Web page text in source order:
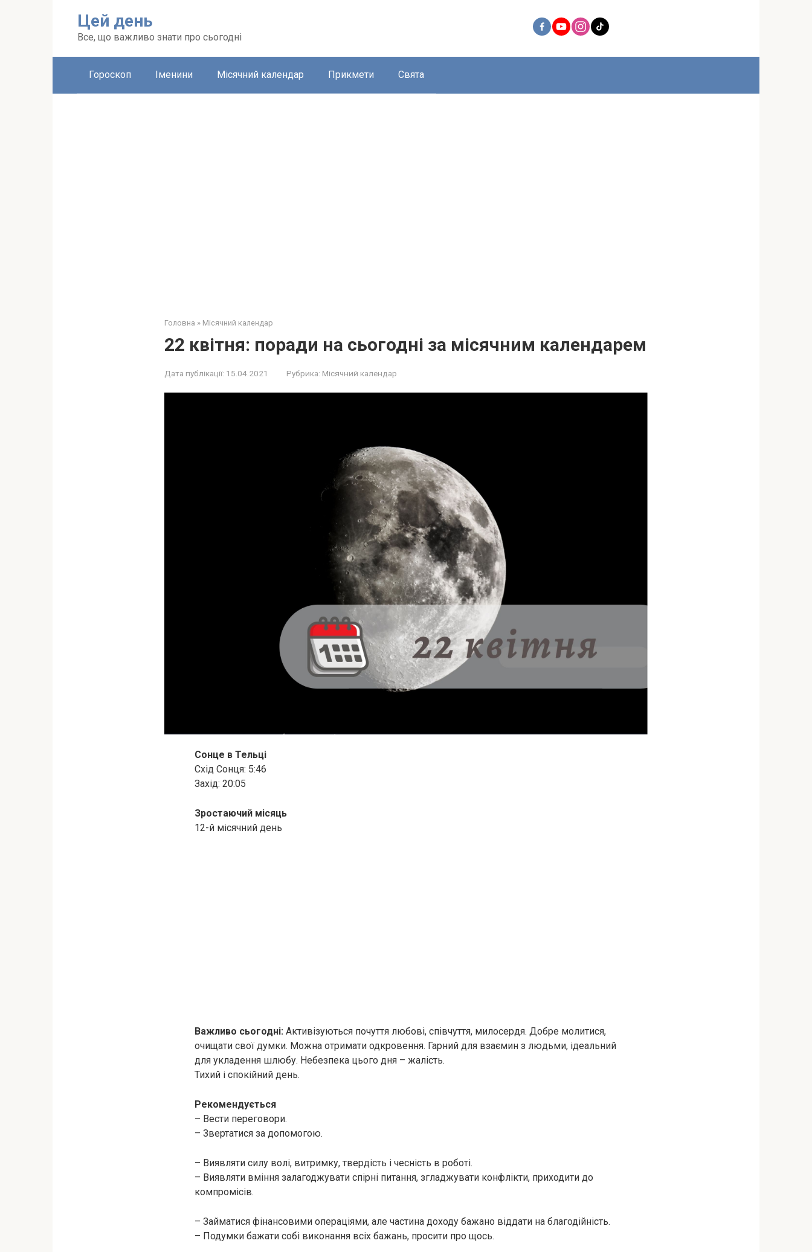
Цей день
Все, що важливо знати про сьогодні
Гороскоп Іменини Місячний календар Прикмети Свята
Головна » Місячний календар
22 квітня: поради на сьогодні за місячним календарем
Дата публікації: 15.04.2021 Рубрика: Місячний календар
Сонце в Тельці
Схід Сонця: 5:46
Захід: 20:05
Зростаючий місяць
12-й місячний день
Важливо сьогодні: Активізуються почуття любові, співчуття, милосердя. Добре молитися,
очищати свої думки. Можна отримати одкровення. Гарний для взаємин з людьми, ідеальний
для укладення шлюбу. Небезпека цього дня – жалість.
Тихий і спокійний день.
Рекомендується
– Вести переговори.
– Звертатися за допомогою.
– Виявляти силу волі, витримку, твердість і чесність в роботі.
– Виявляти вміння залагоджувати спірні питання, згладжувати конфлікти, приходити до
компромісів.
– Займатися фінансовими операціями, але частина доходу бажано віддати на благодійність.
– Подумки бажати собі виконання всіх бажань, просити про щось.